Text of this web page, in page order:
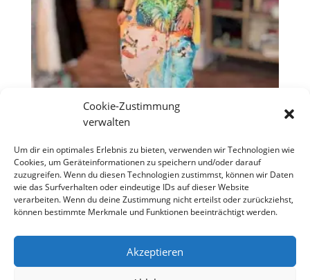
Cookie-Zustimmung
verwalten
Um dir ein optimales Erlebnis zu bieten, verwenden wir Technologien wie
Cookies, um Geräteinformationen zu speichern und/oder darauf
zuzugreifen. Wenn du diesen Technologien zustimmst, können wir Daten
wie das Surfverhalten oder eindeutige IDs auf dieser Website
verarbeiten. Wenn du deine Zustimmung nicht erteilst oder zurückziehst,
können bestimmte Merkmale und Funktionen beeinträchtigt werden.
Akzeptieren
Oversize-Strandkleid „Tropical“
€49,90Ursprünglicher
Preis
war:
€49,90
€35,00Aktueller
Preis
ist:
€35,00.
things! ALLE PREISE VERSTEHEN SICH INKLUSIVE
MWST,